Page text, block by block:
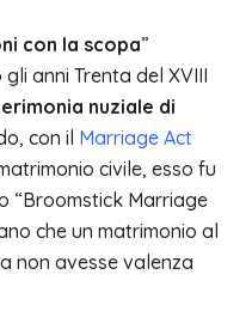
con la scopa”
anni Trenta del XVIII
nuziale di
con il Marriage Act
civile, esso fu
“Broomstick Marriage
che un matrimonio al
non avesse valenza